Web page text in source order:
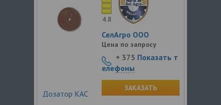
Дозатор КАС
4.8
СелАгро ООО
Цена по запросу
+ 375 Показать т
елефоны
ЗАКАЗАТЬ